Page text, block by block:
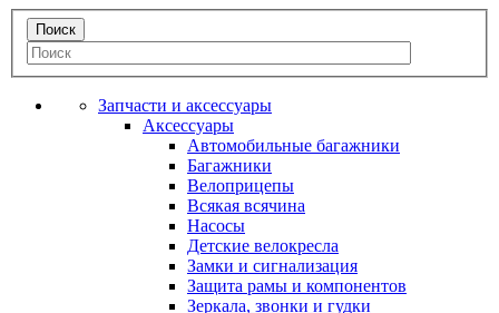
Запчасти и аксессуары
Аксессуары
Автомобильные багажники
Багажники
Велоприцепы
Всякая всячина
Насосы
Детские велокресла
Замки и сигнализация
Защита рамы и компонентов
Зеркала, звонки и гудки